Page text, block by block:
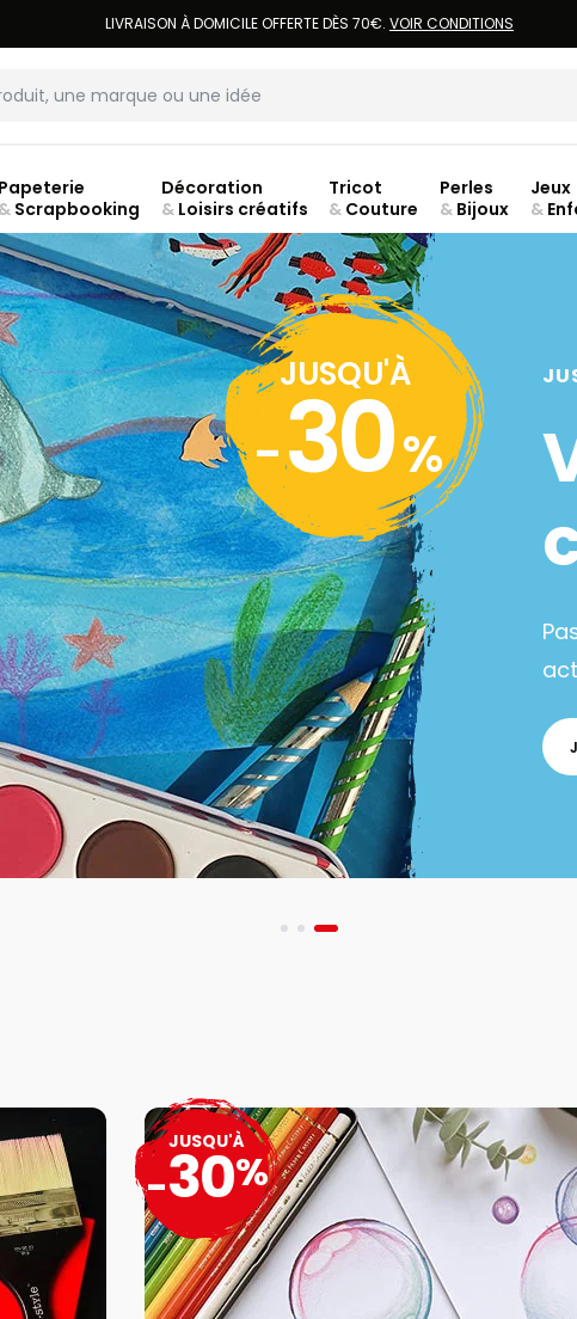
LIVRAISON À DOMICILE OFFERTE DÈS 70€. VOIR CONDITIONS
Papeterie
&Scrapbooking
Décoration
&Loisirs créatifs
Tricot
& Couture
Perles
& Bijoux
Jeux
&
JUSQU'À
-30%
JUSQU'À
-30%